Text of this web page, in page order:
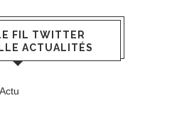
FIL TWITTER
ACTUALITÉS